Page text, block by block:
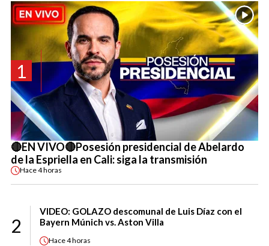
1
🔴EN VIVO🔴Posesión presidencial de Abelardo
de la Espriella en Cali: siga la transmisión
Hace4 horas
2
VIDEO: GOLAZO descomunal de Luis Díaz con el
Bayern Múnich vs. Aston Villa
Hace4 horas